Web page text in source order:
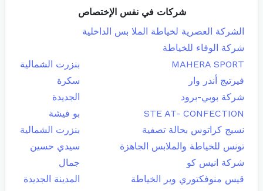
شركات في نفس الإختصاص
الشركة العصرية لخياطة الملا بس الداخلية
شركة الوفاء للخياطة
MAHERA SPORT
بنزرت الشمالية
فيرتيج أندر وار
سكرة
شركة بوبي-برود
الجديدة
STE AT- CONFECTION
بو فيشة
نسيج كراتوس بحالة تصفية
بنزرت الشمالية
تونس للخياطة والملابس الجاهزة
سيدي حسين
شركة انيس كو
جمال
قيس منوفكتوري وير الخياطة
المدينة الجديدة